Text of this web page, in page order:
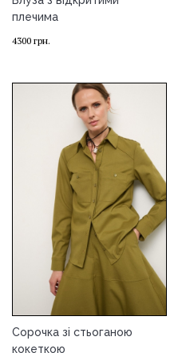
плечима
4300 грн.
Сорочка зі стьоганою
кокеткою